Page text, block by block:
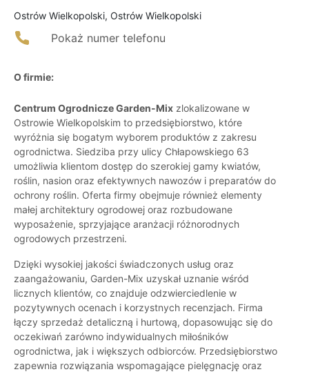
Ostrów Wielkopolski, Ostrów Wielkopolski
Pokaż numer telefonu
O firmie:
Centrum Ogrodnicze Garden-Mix zlokalizowane w
Ostrowie Wielkopolskim to przedsiębiorstwo, które
wyróżnia się bogatym wyborem produktów z zakresu
ogrodnictwa. Siedziba przy ulicy Chłapowskiego 63
umożliwia klientom dostęp do szerokiej gamy kwiatów,
roślin, nasion oraz efektywnych nawozów i preparatów do
ochrony roślin. Oferta firmy obejmuje również elementy
małej architektury ogrodowej oraz rozbudowane
wyposażenie, sprzyjające aranżacji różnorodnych
ogrodowych przestrzeni.
Dzięki wysokiej jakości świadczonych usług oraz
zaangażowaniu, Garden-Mix uzyskał uznanie wśród
licznych klientów, co znajduje odzwierciedlenie w
pozytywnych ocenach i korzystnych recenzjach. Firma
łączy sprzedaż detaliczną i hurtową, dopasowując się do
oczekiwań zarówno indywidualnych miłośników
ogrodnictwa, jak i większych odbiorców. Przedsiębiorstwo
zapewnia rozwiązania wspomagające pielęgnację oraz